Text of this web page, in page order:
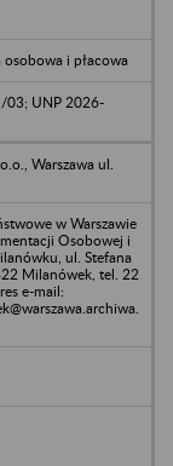
i płacowa
03; UNP 2026-
Warszawa ul.
w Warszawie
Osobowej i
ul. Stefana
Milanówek, tel. 22
e-mail: